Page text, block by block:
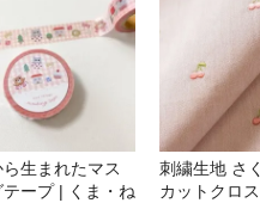
生まれたマス
テープ | くま・ね
刺繍生地 さ
カットクロ